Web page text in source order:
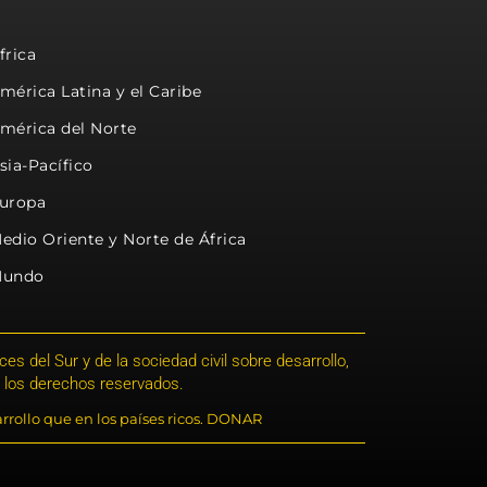
Latina y el Caribe
del Norte
Pacífico
Oriente y Norte de África
del Sur y de la sociedad civil sobre desarrollo,
derechos reservados.
que en los países ricos. DONAR